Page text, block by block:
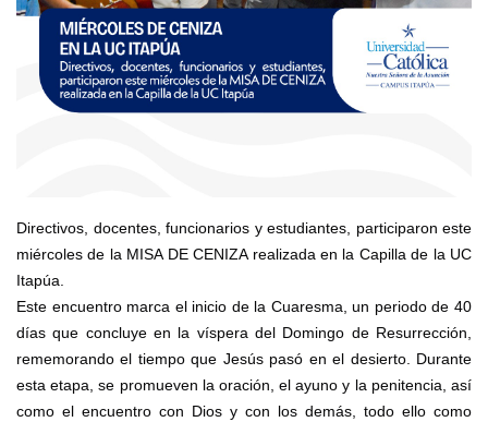
Directivos, docentes, funcionarios y estudiantes, participaron este
miércoles de la MISA DE CENIZA realizada en la Capilla de la UC
Itapúa.
Este encuentro marca el inicio de la Cuaresma, un periodo de 40
días que concluye en la víspera del Domingo de Resurrección,
rememorando el tiempo que Jesús pasó en el desierto. Durante
esta etapa, se promueven la oración, el ayuno y la penitencia, así
como el encuentro con Dios y con los demás, todo ello como